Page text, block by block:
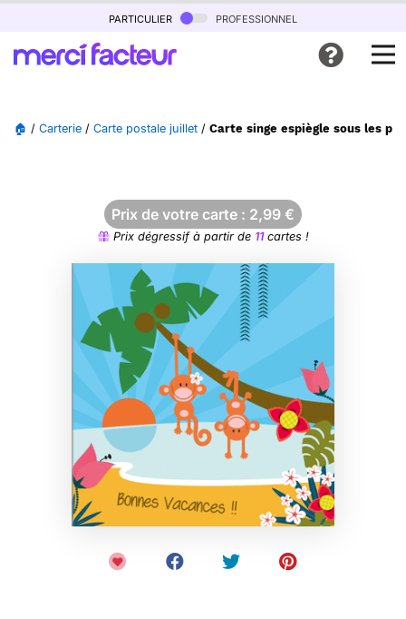
particulier professionnel
🏠 / Carterie / Carte postale juillet / Carte singe espiègle sous les
Prix de votre carte : 2,99 €
Prix dégressif à partir de 11cartes !